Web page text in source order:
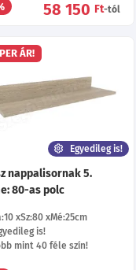
58 150 Ft-tól
ÁR!
Egyedileg is!
nappalisornak 5.
80-as polc
Sz:80 Mé:25cm
is!
mint 40 féle szín!